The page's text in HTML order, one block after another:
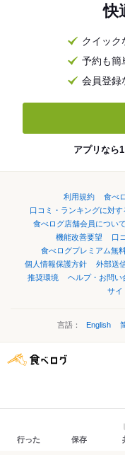
快
クイック
予約も簡
会員登録
アプリなら
利用規約 食べ
口コミ・ランキングに対す
食べログ店舗会員について
機能改善要望
口
食べログプレミアム無
個人情報保護方針
外部送
推奨環境
ヘルプ・お問い
サイ
言語： English
行った 保存